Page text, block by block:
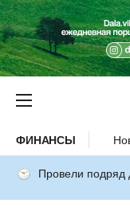
ФИНАНСЫ
Провели подряд